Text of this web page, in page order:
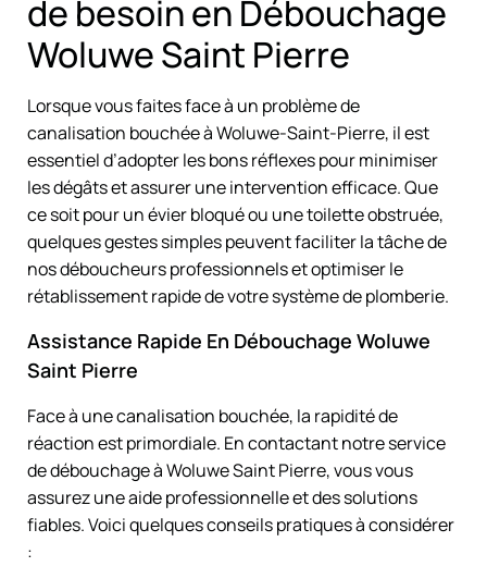
de besoin en Débouchage
Woluwe Saint Pierre
Lorsque vous faites face à un problème de
canalisation bouchée à Woluwe-Saint-Pierre, il est
essentiel d’adopter les bons réflexes pour minimiser
les dégâts et assurer une intervention efficace. Que
ce soit pour un évier bloqué ou une toilette obstruée,
quelques gestes simples peuvent faciliter la tâche de
nos déboucheurs professionnels et optimiser le
rétablissement rapide de votre système de plomberie.
Assistance Rapide En Débouchage Woluwe
Saint Pierre
Face à une canalisation bouchée, la rapidité de
réaction est primordiale. En contactant notre service
de débouchage à Woluwe Saint Pierre, vous vous
assurez une aide professionnelle et des solutions
fiables. Voici quelques conseils pratiques à considérer
: